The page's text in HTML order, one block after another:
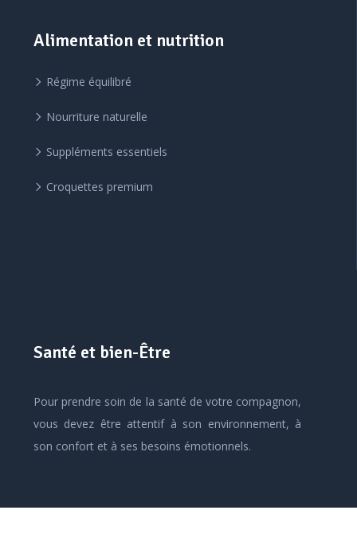
Alimentation et nutrition
Régime équilibré
Nourriture naturelle
Suppléments essentiels
Croquettes premium
Santé et bien-Être
Pour prendre soin de la santé de votre compagnon,
vous devez être attentif à son environnement, à
son confort et à ses besoins émotionnels.